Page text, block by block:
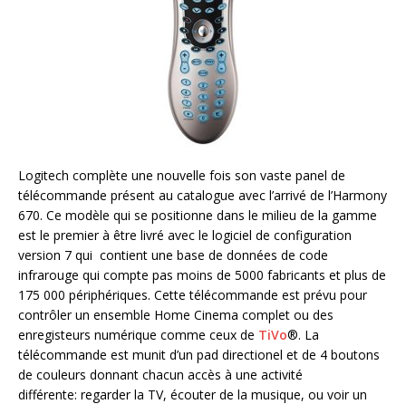
Logitech complète une nouvelle fois son vaste panel de
télécommande présent au catalogue avec l’arrivé de l’Harmony
670. Ce modèle qui se positionne dans le milieu de la gamme
est le premier à être livré avec le logiciel de configuration
version 7 qui contient une base de données de code
infrarouge qui compte pas moins de 5000 fabricants et plus de
175 000 périphériques. Cette télécommande est prévu pour
contrôler un ensemble Home Cinema complet ou des
enregisteurs numérique comme ceux de TiVo®. La
télécommande est munit d’un pad directionel et de 4 boutons
de couleurs donnant chacun accès à une activité
différente: regarder la TV, écouter de la musique, ou voir un